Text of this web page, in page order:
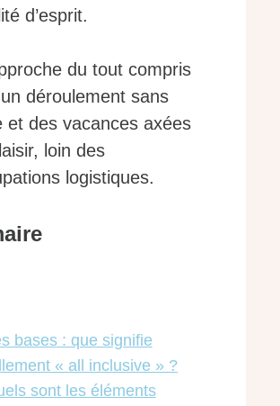
d’esprit.
du tout compris
déroulement sans
et des vacances axées
loin des
logistiques.
bases : que signifie
« all inclusive » ?
sont les éléments